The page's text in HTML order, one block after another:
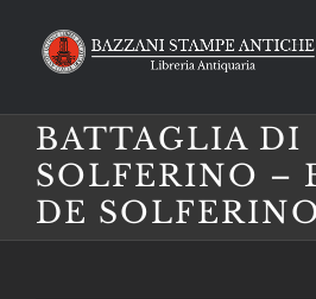
BATTAGLIA DI
SOLFERINO –
DE